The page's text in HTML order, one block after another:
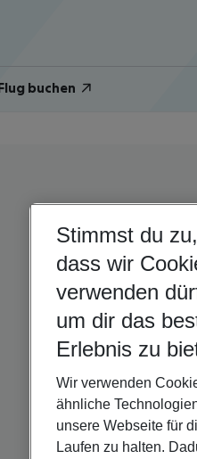
buchen
Stimmst du zu,
dass wir
verwenden
um dir das
Erlebnis zu
Wir verwenden
ähnliche
unsere Webseite für
Laufen zu halten.